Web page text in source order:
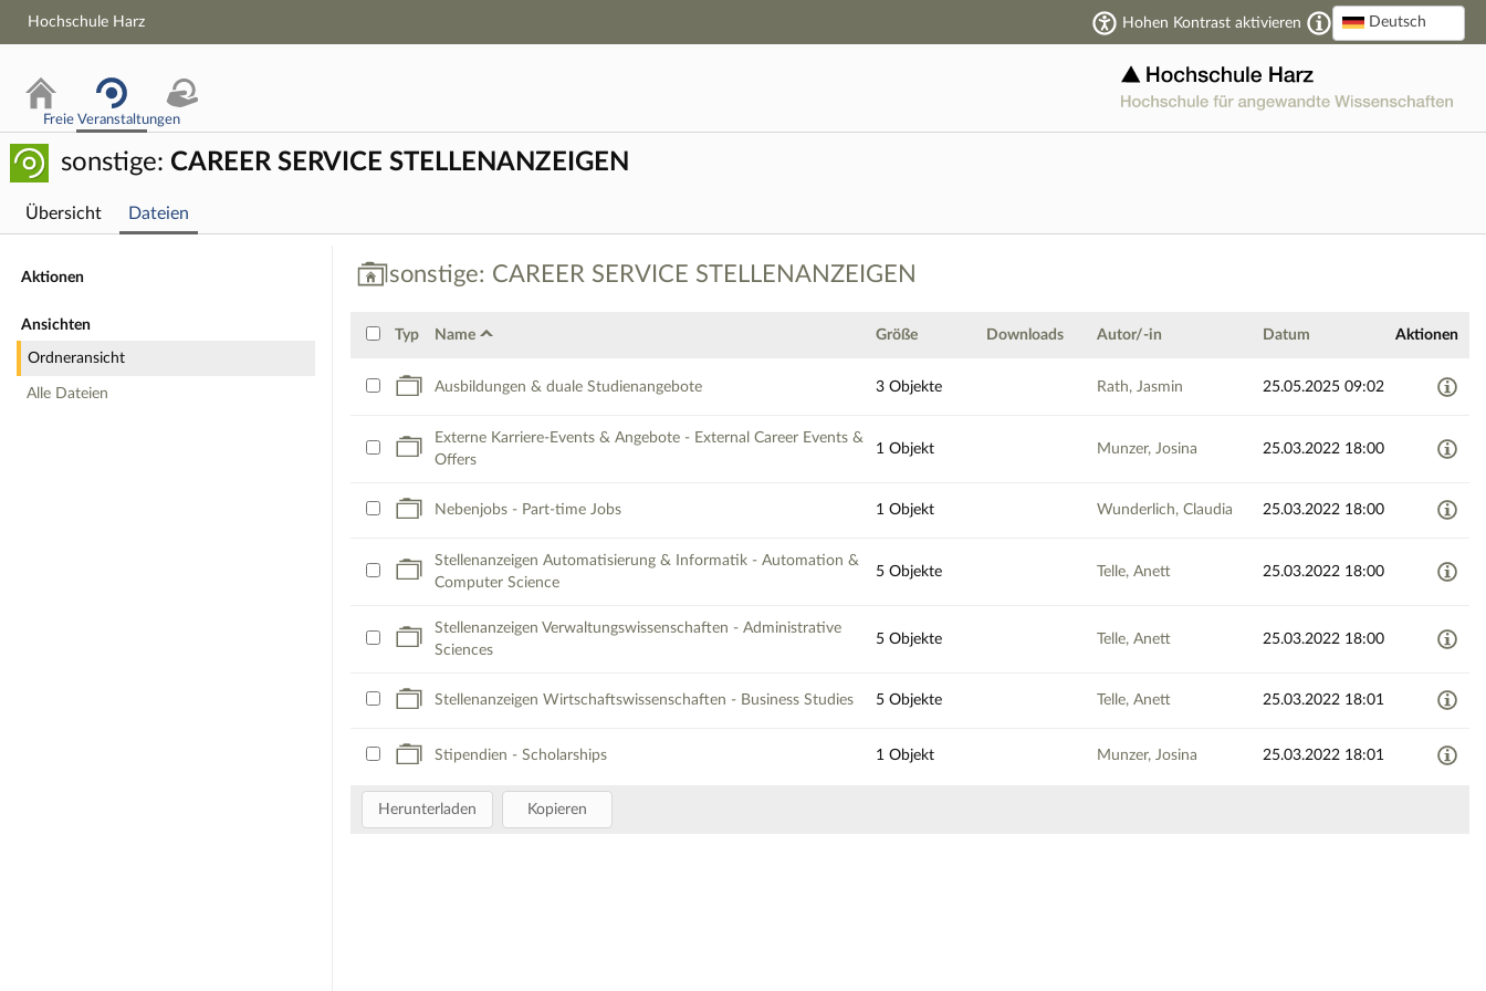
Hauptnavigation
Fußzeile
Hochschule Harz Hohen Kontrast aktivieren Deutsch
Freie Veranstaltungen
sonstige: CAREER SERVICE STELLENANZEIGEN
Übersicht Dateien
Aktionen
Ansichten
Ordneransicht
Alle Dateien
sonstige: CAREER SERVICE STELLENANZEIGEN - Dateien
sonstige: CAREER SERVICE STELLENANZEIGEN
Typ Name Größe Downloads Autor/-in Datum Aktionen
Ausbildungen & duale Studienangebote 3 Objekte Rath, Jasmin 25.05.2025 09:02
Externe Karriere-Events & Angebote - External Career Events &
Offers
1 Objekt Munzer, Josina 25.03.2022 18:00
Nebenjobs - Part-time Jobs 1 Objekt Wunderlich, Claudia 25.03.2022 18:00
Stellenanzeigen Automatisierung & Informatik - Automation &
Computer Science
5 Objekte Telle, Anett 25.03.2022 18:00
Stellenanzeigen Verwaltungswissenschaften - Administrative
Sciences
5 Objekte Telle, Anett 25.03.2022 18:00
Stellenanzeigen Wirtschaftswissenschaften - Business Studies 5 Objekte Telle, Anett 25.03.2022 18:01
Stipendien - Scholarships 1 Objekt Munzer, Josina 25.03.2022 18:01
Herunterladen Kopieren